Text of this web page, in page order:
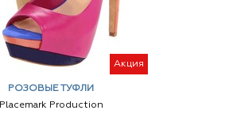
Акция
РОЗОВЫЕ ТУФЛИ
Placemark Production